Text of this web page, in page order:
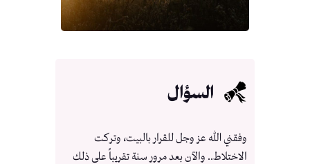
السؤال
وفقني الله عز وجل للقرار بالبيت، وتركت
الاختلاط.. والآن بعد مرور سنة تقريباً على ذلك